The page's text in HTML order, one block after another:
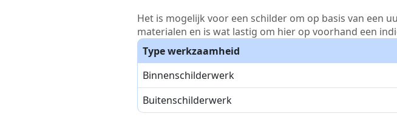
Het is mogelijk voor een schilder om op basis van een
materialen en is wat lastig om hier op voorhand een
Type werkzaamheid
Binnenschilderwerk
Buitenschilderwerk